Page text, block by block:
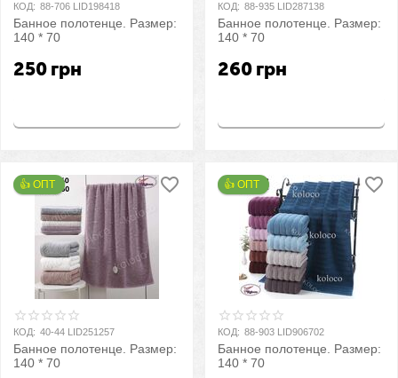
КОД: 88-706 LID198418
Банное полотенце. Размер:
140 * 70
250 грн
КОД: 88-935 LID287138
Банное полотенце. Размер:
140 * 70
260 грн
👍 ОПТ
КОД: 40-44 LID251257
Банное полотенце. Размер:
140 * 70
👍 ОПТ
КОД: 88-903 LID906702
Банное полотенце. Размер:
140 * 70